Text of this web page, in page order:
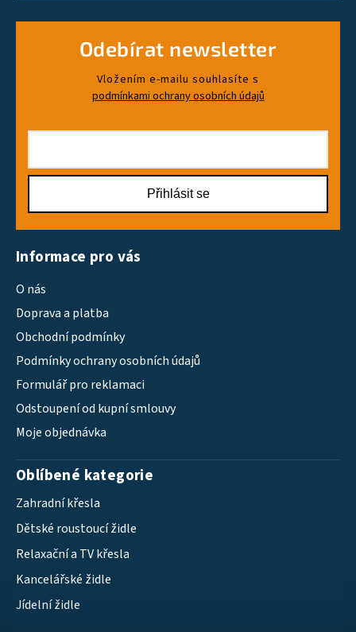
Odebírat newsletter
Vložením e-mailu souhlasíte s
podmínkami ochrany osobních údajů
Přihlásit se
Informace pro vás
O nás
Doprava a platba
Obchodní podmínky
Podmínky ochrany osobních údajů
Formulář pro reklamaci
Odstoupení od kupní smlouvy
Moje objednávka
Oblíbené kategorie
Zahradní křesla
Dětské roustoucí židle
Relaxační a TV křesla
Kancelářské židle
Jídelní židle